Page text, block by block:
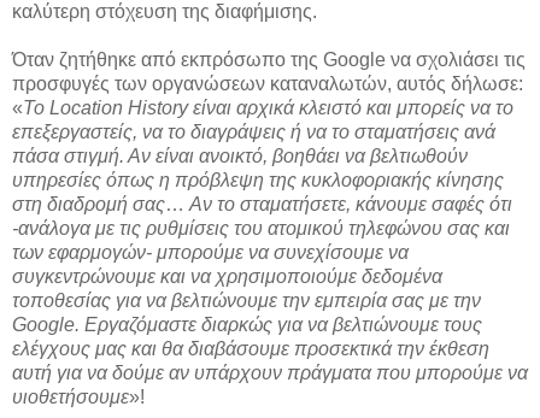
καλύτερη στόχευση της διαφήμισης.
Όταν ζητήθηκε από εκπρόσωπο της Google να σχολιάσει τις
προσφυγές των οργανώσεων καταναλωτών, αυτός δήλωσε:
«Το Location History είναι αρχικά κλειστό και μπορείς να το
επεξεργαστείς, να το διαγράψεις ή να το σταματήσεις ανά
πάσα στιγμή. Αν είναι ανοικτό, βοηθάει να βελτιωθούν
υπηρεσίες όπως η πρόβλεψη της κυκλοφοριακής κίνησης
στη διαδρομή σας… Αν το σταματήσετε, κάνουμε σαφές ότι
-ανάλογα με τις ρυθμίσεις του ατομικού τηλεφώνου σας και
των εφαρμογών- μπορούμε να συνεχίσουμε να
συγκεντρώνουμε και να χρησιμοποιούμε δεδομένα
τοποθεσίας για να βελτιώνουμε την εμπειρία σας με την
Google. Εργαζόμαστε διαρκώς για να βελτιώνουμε τους
ελέγχους μας και θα διαβάσουμε προσεκτικά την έκθεση
αυτή για να δούμε αν υπάρχουν πράγματα που μπορούμε να
υιοθετήσουμε»!